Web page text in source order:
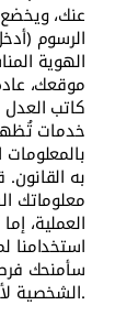
عنك، ويخضع
الرسوم
الهوية
موقعك،
كاتب
خدمات
به
معلوماتك
العملية،
استخدامنا
سأمنحك
الشخصية لأغراض التسويق.